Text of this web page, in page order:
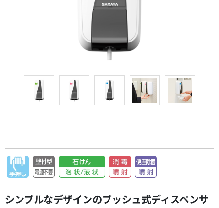
シンプルなデザインのプッシュ式ディスペンサ